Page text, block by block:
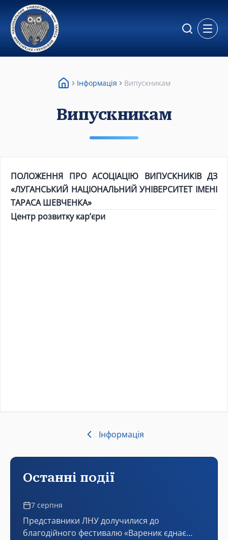
Інформація Випускникам
Випускникам
ПОЛОЖЕННЯ ПРО АСОЦІАЦІЮ ВИПУСКНИКІВ ДЗ
«ЛУГАНСЬКИЙ НАЦІОНАЛЬНИЙ УНІВЕРСИТЕТ ІМЕНІ
ТАРАСА ШЕВЧЕНКА»
Центр розвитку кар’єри
Інформація
Останні події
7 серпня
Представники ЛНУ долучилися до
благодійного фестивалю «Вареник єднає